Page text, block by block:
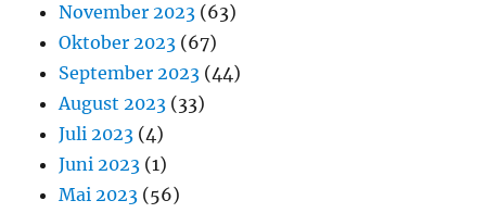
November 2023 (63)
Oktober 2023 (67)
September 2023 (44)
August 2023 (33)
Juli 2023 (4)
Juni 2023 (1)
Mai 2023 (56)